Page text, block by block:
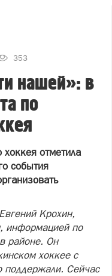
353
нашей»: в
по
отметила
события
Крохин,
информацией по
районе. Он
хоккее с
поддержали. Сейчас